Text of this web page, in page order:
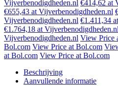
Vijverbenodigdheden.nl €414,62 at
€655,43 at Vijverbenodigdheden.nl
Vijverbenodigdheden.nl €1.411,34
€1.764,18 at Vijverbenodigdheden.nl
Vijverbenodigdheden.nl View Price
Bol.com View Price at Bol.com
at Bol.com View Price at Bol.com
Beschrijving
Aanvullende informatie